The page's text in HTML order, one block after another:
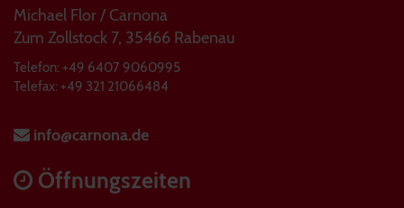
Michael Flor / Carnona
Zum Zollstock 7, 35466 Rabenau
Telefon: +49 6407 9060995
Telefax: +49 321 21066484
info@carnona.de
Öffnungszeiten